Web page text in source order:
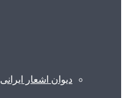
دیوان اشعار ایرانی